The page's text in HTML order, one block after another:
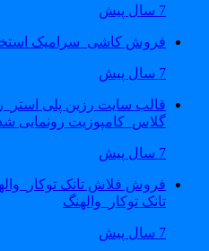
فروش کاشی_سرامیک استخر
قالب سایت رزین پلی
گلاس_کامپوزیت رونمایی شد
فروش فلاش تانک
تانک توکار_والهنگ